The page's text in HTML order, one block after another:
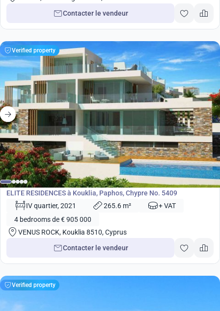
Contacter le vendeur
Verified property
de€905 000
Développement
ELITE RESIDENCES à Kouklia, Paphos, Chypre No. 5409
IV quartier, 2021
265.6 m²
+ VAT
4 bedrooms de € 905 000
VENUS ROCK, Kouklia 8510, Cyprus
Contacter le vendeur
Verified property